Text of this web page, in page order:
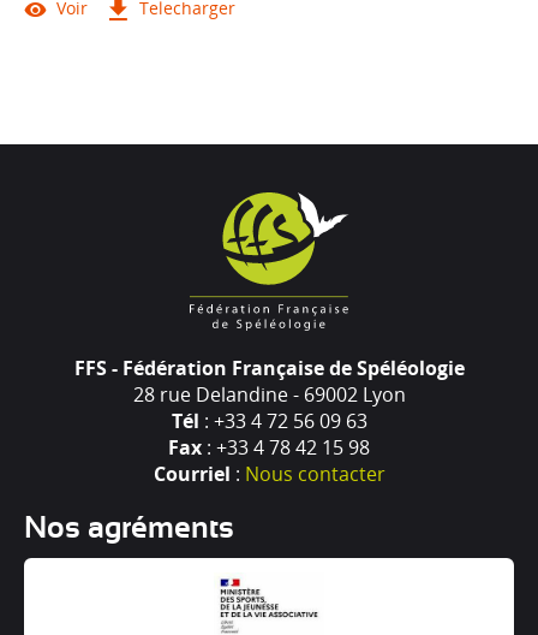
Voir
Telecharger
FFS - Fédération Française de Spéléologie
28 rue Delandine - 69002 Lyon
Tél : +33 4 72 56 09 63
Fax : +33 4 78 42 15 98
Courriel : Nous contacter
Nos agréments